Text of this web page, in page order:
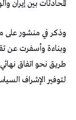
المحادثات ⁠بين إيران
وذكر في منشور ⁠على
وبناءة وأسفرت ​عن
⁠لتوفير الإشراف